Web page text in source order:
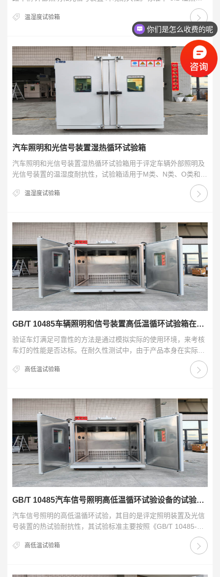
温湿度试验箱
汽车照明和光信号装置湿热循环试验箱
汽车照明和光信号装置湿热循环试验箱用于评定车辆外部照明及
光信号装置的温湿度耐抗性，试验箱适用于M类、N类、O类和L
温湿度试验箱
GB/T 10485车辆照明和信号装置高低温循环试验箱在车灯测试中的应用
验证车灯满足可靠性的方法是通过模拟实际的使用环境，来考核
车灯的性能是否达标。在耐久性测试中，由于产品本身在实际工
高低温试验箱
GB/T 10485汽车信号照明高低温循环试验设备的试验方法
汽车信号照明的高低温循环试验，其目的是评定照明装置及光信
号装置的热试验耐抗性，其试验标准主要按照《GB/T 10485-
高低温试验箱
你们是怎么收费的呢